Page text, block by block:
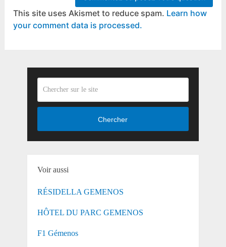
This site uses Akismet to reduce spam. Learn how
your comment data is processed.
Chercher
Voir aussi
RÉSIDELLA GEMENOS
HÔTEL DU PARC GEMENOS
F1 Gémenos